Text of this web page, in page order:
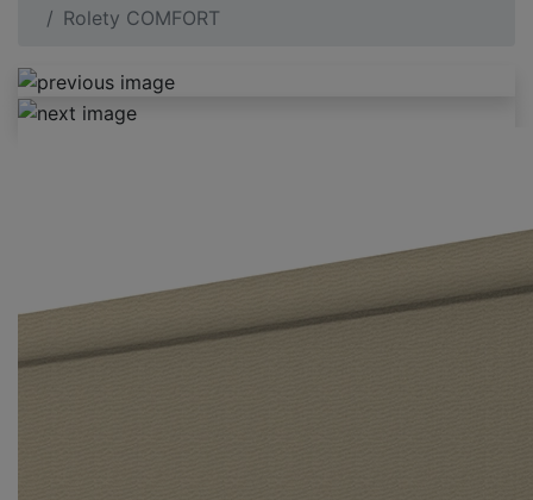
Rolety COMFORT